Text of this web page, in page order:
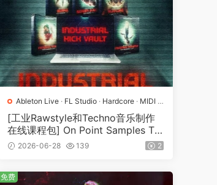
Ableton Live · FL Studio · Hardcore · MIDI ·
Serum
Techno ·工程 教程 素材· 采样·
置
[工业Rawstyle和Techno音乐制作
在线课程包] On Point Samples Th
e Industrial Rawstyle Kick System
2026-06-28 139 2
免费